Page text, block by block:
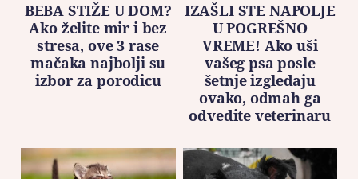
BEBA STIŽE U DOM?
Ako želite mir i bez
stresa, ove 3 rase
mačaka najbolji su
izbor za porodicu
IZAŠLI STE NAPOLJE
U POGREŠNO
VREME! Ako uši
vašeg psa posle
šetnje izgledaju
ovako, odmah ga
odvedite veterinaru